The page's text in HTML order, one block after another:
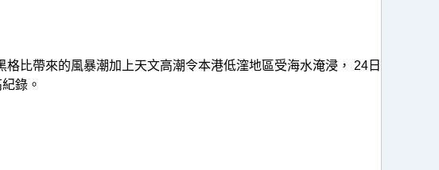
比帶來的風暴潮加上天文高潮令本港低漥地區受海水淹浸， 24日
錄。